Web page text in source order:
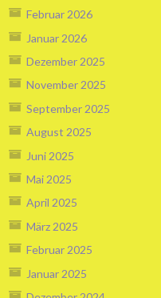
Februar 2026
Januar 2026
Dezember 2025
November 2025
September 2025
August 2025
Juni 2025
Mai 2025
April 2025
März 2025
Februar 2025
Januar 2025